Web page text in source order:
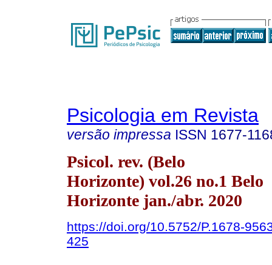
Psicologia em Revista
versão impressa ISSN 1677-
Psicol. rev. (Belo
Horizonte) vol.26 no.1 Belo
Horizonte jan./abr. 2020
https://doi.org/10.5752/P.1678-
425